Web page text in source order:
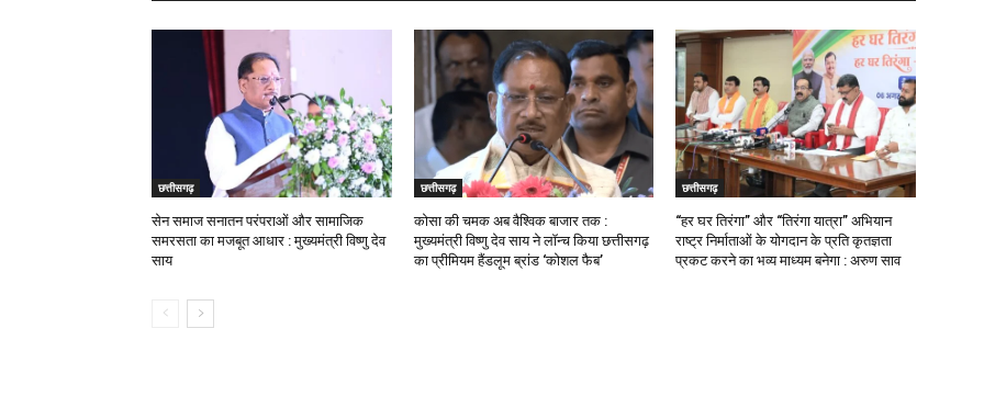
छत्तीसगढ़
सेन समाज सनातन परंपराओं और सामाजिक
समरसता का मजबूत आधार : मुख्यमंत्री विष्णु देव
साय
छत्तीसगढ़
कोसा की चमक अब वैश्विक बाजार तक :
मुख्यमंत्री विष्णु देव साय ने लॉन्च किया छत्तीसगढ़
का प्रीमियम हैंडलूम ब्रांड ‘कोशल फैब’
छत्तीसगढ़
“हर घर तिरंगा” और “तिरंगा यात्रा” अभियान
राष्ट्र निर्माताओं के योगदान के प्रति कृतज्ञता
प्रकट करने का भव्य माध्यम बनेगा : अरुण साव